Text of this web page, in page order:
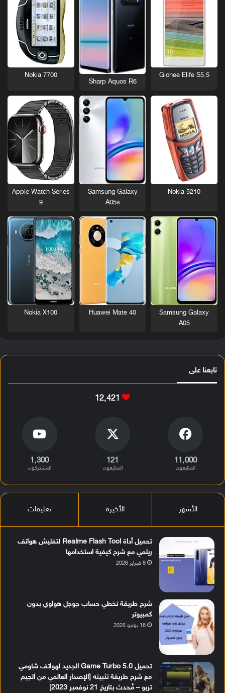
Gionee Elife S5.5
Sharp Aquos R6
Nokia 7700
Nokia 5210
Samsung Galaxy
A05s
Apple Watch Series
9
Samsung Galaxy
A05
Huawei Mate 40
Nokia X100
تابعنا على
12٬421
11٬000
المتابعون
121
المتابعون
1٬300
المشتركون
الأشهر الأخيرة تعليقات
تحميل أداة Realme Flash Tool لتفليش هواتف
ريلمي مع شرح كيفية استخدامها
8 فبراير 2026
شرح طريقة تخطي حساب جوجل هواوي بدون
كمبيوتر
18 يوليو 2025
تحميل Game Turbo 5.0 الجديد لهواتف شاومي
مع شرح طريقة تثبيته [الإصدار العالمي من الجيم
تربو – مُحدث بتاريخ 21 نوفمبر 2023]